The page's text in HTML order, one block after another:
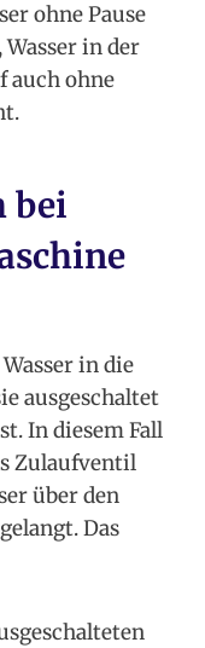
ohne Pause
in der
auch ohne
bei
in die
ausgeschaltet
In diesem Fall
Zulaufventil
über den
Das